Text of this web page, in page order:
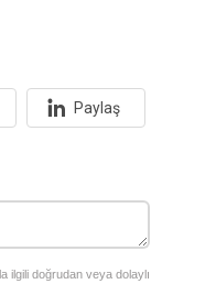
Paylaş
ilgili doğrudan veya dolaylı